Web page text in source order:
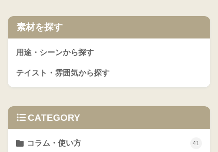
素材を探す
用途・シーンから探す
テイスト・雰囲気から探す
CATEGORY
コラム・使い方 41